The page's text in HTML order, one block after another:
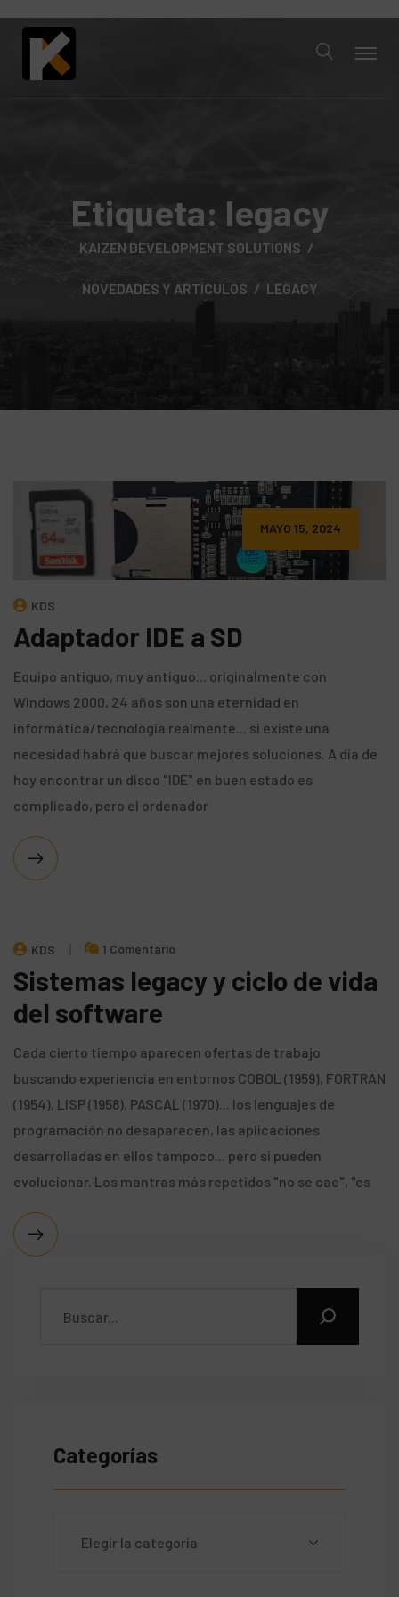
Etiqueta: legacy
KAIZEN DEVELOPMENT SOLUTIONS
NOVEDADES Y ARTÍCULOS LEGACY
MAYO 15, 2024
KDS
Adaptador IDE a SD
Equipo antiguo, muy antiguo... originalmente con
Windows 2000, 24 años son una eternidad en
informática/tecnología realmente... si existe una
necesidad habrá que buscar mejores soluciones. A día de
hoy encontrar un disco "IDE" en buen estado es
complicado, pero el ordenador
KDS 1 Comentario
Sistemas legacy y ciclo de vida
del software
Cada cierto tiempo aparecen ofertas de trabajo
buscando experiencia en entornos COBOL (1959), FORTRAN
(1954), LISP (1958), PASCAL (1970)... los lenguajes de
programación no desaparecen, las aplicaciones
desarrolladas en ellos tampoco... pero si pueden
evolucionar. Los mantras más repetidos "no se cae", "es
Categorías